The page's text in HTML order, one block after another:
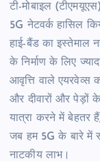
टी-मोबाइल
5G नेटवर्क हासिल
हाई-बैंड का इस्तेमाल
के निर्माण के लिए
आवृत्ति वाले एयरवेव्स
और दीवारों और पेड़ों
यात्रा करने में बेहतर
जब हम 5G के बारे में
नाटकीय लाभ।